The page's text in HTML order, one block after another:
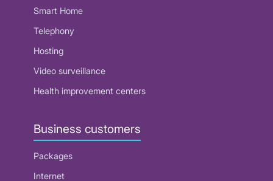
Smart Home
Telephony
Hosting
Video surveillance
Health improvement centers
Business customers
Packages
Internet